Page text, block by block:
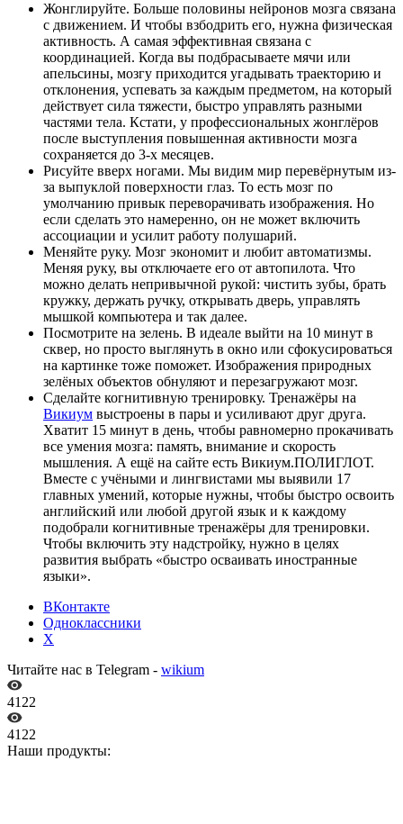
Жонглируйте. Больше половины нейронов мозга связана
с движением. И чтобы взбодрить его, нужна физическая
активность. А самая эффективная связана с
координацией. Когда вы подбрасываете мячи или
апельсины, мозгу приходится угадывать траекторию и
отклонения, успевать за каждым предметом, на который
действует сила тяжести, быстро управлять разными
частями тела. Кстати, у профессиональных жонглёров
после выступления повышенная активности мозга
сохраняется до 3-х месяцев.
Рисуйте вверх ногами. Мы видим мир перевёрнутым из-
за выпуклой поверхности глаз. То есть мозг по
умолчанию привык переворачивать изображения. Но
если сделать это намеренно, он не может включить
ассоциации и усилит работу полушарий.
Меняйте руку. Мозг экономит и любит автоматизмы.
Меняя руку, вы отключаете его от автопилота. Что
можно делать непривычной рукой: чистить зубы, брать
кружку, держать ручку, открывать дверь, управлять
мышкой компьютера и так далее.
Посмотрите на зелень. В идеале выйти на 10 минут в
сквер, но просто выглянуть в окно или сфокусироваться
на картинке тоже поможет. Изображения природных
зелёных объектов обнуляют и перезагружают мозг.
Сделайте когнитивную тренировку. Тренажёры на
Викиум выстроены в пары и усиливают друг друга.
Хватит 15 минут в день, чтобы равномерно прокачивать
все умения мозга: память, внимание и скорость
мышления. А ещё на сайте есть Викиум.ПОЛИГЛОТ.
Вместе с учёными и лингвистами мы выявили 17
главных умений, которые нужны, чтобы быстро освоить
английский или любой другой язык и к каждому
подобрали когнитивные тренажёры для тренировки.
Чтобы включить эту надстройку, нужно в целях
развития выбрать «быстро осваивать иностранные
языки».
ВКонтакте
Одноклассники
X
Читайте нас в Telegram - wikium
4122
4122
Наши продукты: